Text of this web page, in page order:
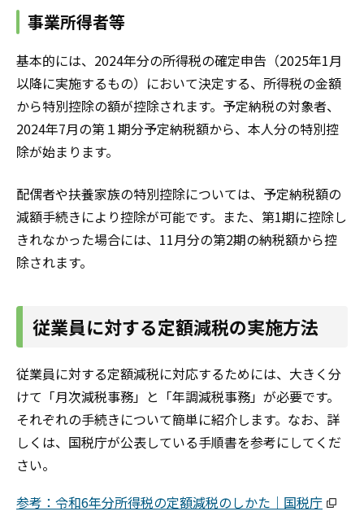
事業所得者等
基本的には、2024年分の所得税の確定申告（2025年1月
以降に実施するもの）において決定する、所得税の金額
から特別控除の額が控除されます。予定納税の対象者、
2024年7月の第１期分予定納税額から、本人分の特別控
除が始まります。
配偶者や扶養家族の特別控除については、予定納税額の
減額手続きにより控除が可能です。また、第1期に控除し
きれなかった場合には、11月分の第2期の納税額から控
除されます。
従業員に対する定額減税の実施方法
従業員に対する定額減税に対応するためには、大きく分
けて「月次減税事務」と「年調減税事務」が必要です。
それぞれの手続きについて簡単に紹介します。なお、詳
しくは、国税庁が公表している手順書を参考にしてくだ
さい。
参考：令和6年分所得税の定額減税のしかた｜国税庁